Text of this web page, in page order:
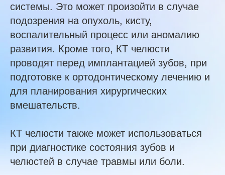
системы. Это может произойти в случае
подозрения на опухоль, кисту,
воспалительный процесс или аномалию
развития. Кроме того, КТ челюсти
проводят перед имплантацией зубов, при
подготовке к ортодонтическому лечению и
для планирования хирургических
вмешательств.
КТ челюсти также может использоваться
при диагностике состояния зубов и
челюстей в случае травмы или боли.